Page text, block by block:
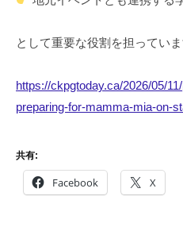
として重要な役割を担っていま
https://ckpgtoday.ca/2026/05/
preparing-for-mamma-mia-on-
共有:
Facebook X